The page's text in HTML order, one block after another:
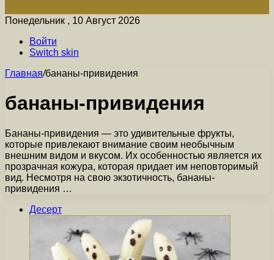
Понедельник , 10 Август 2026
Войти
Switch skin
Главная/бананы-привидения
бананы-привидения
Бананы-привидения — это удивительные фрукты,
которые привлекают внимание своим необычным
внешним видом и вкусом. Их особенностью является их
прозрачная кожура, которая придает им неповторимый
вид. Несмотря на свою экзотичность, бананы-
привидения …
Десерт